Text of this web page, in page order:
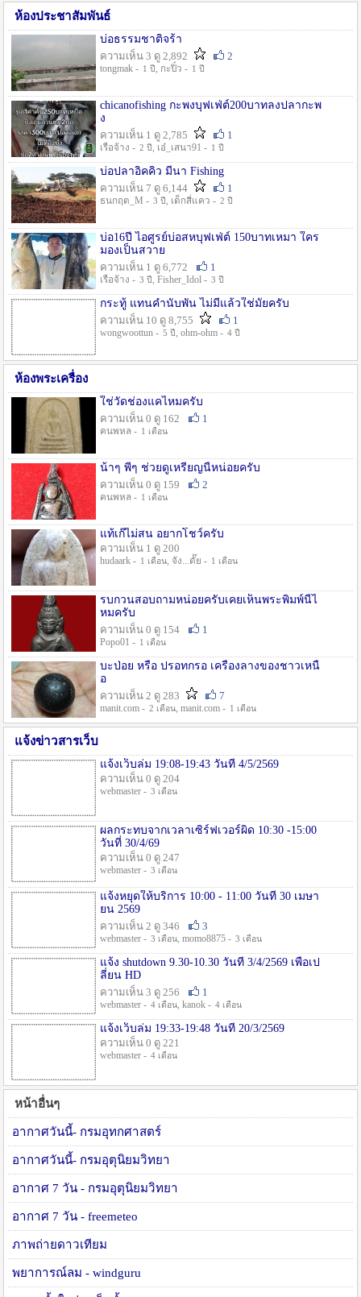
ห้องประชาสัมพันธ์
บ่อธรรมชาติจร้า
ความเห็น 3 ดู 2,892
2
tongmak - 1 ปี , กะปิ๋ว - 1 ปี
chicanofishing กะพงบุฟเฟ่ต์200บาทลงปลากะพ
ง
ความเห็น 1 ดู 2,785
1
เรือจ้าง - 2 ปี , เอ๋_เสนา91 - 1 ปี
บ่อปลาอิคคิว มีนา Fishing
ความเห็น 7 ดู 6,144
1
ธนกฤต_M - 3 ปี , เด็กสี่แคว - 2 ปี
บ่อ16ปี ไอศูรย์บ่อสหบุฟเฟ่ต์ 150บาทเหมา ใคร
มองเป็นสวาย
ความเห็น 1 ดู 6,772
1
เรือจ้าง - 3 ปี , Fisher_Idol - 3 ปี
กระทู้ แทนคำนับพัน ไม่มีแล้วใช่มั๊ยครับ
ความเห็น 10 ดู 8,755
1
wongwoottun - 5 ปี , ohm-ohm - 4 ปี
ห้องพระเครื่อง
ใช่วัดช่องแคไหมครับ
ความเห็น 0 ดู 162
1
คนพหล - 1 เดือน
น้าๆ พี่ๆ ช่วยดูเหรียญนี้หน่อยครับ
ความเห็น 0 ดู 159
2
คนพหล - 1 เดือน
แท้เก๊ไม่สน อยากโชว์ครับ
ความเห็น 1 ดู 200
hudaark - 1 เดือน, จัง...ดั๊ย - 1 เดือน
รบกวนสอบถามหน่อยครับเคยเห็นพระพิมพ์นี้ไ
หมครับ
ความเห็น 0 ดู 154
1
Popo01 - 1 เดือน
บะป่อย หรือ ปรอทกรอ เครื่องลางของชาวเหนื
อ
ความเห็น 2 ดู 283
7
manit.com - 2 เดือน, manit.com - 1 เดือน
แจ้งข่าวสารเว็บ
แจ้งเว็บล่ม 19:08-19:43 วันที่ 4/5/2569
ความเห็น 0 ดู 204
webmaster - 3 เดือน
ผลกระทบจากเวลาเซิร์ฟเวอร์ผิด 10:30 -15:00
วันที่ 30/4/69
ความเห็น 0 ดู 247
webmaster - 3 เดือน
แจ้งหยุดให้บริการ 10:00 - 11:00 วันที่ 30 เมษา
ยน 2569
ความเห็น 2 ดู 346
3
webmaster - 3 เดือน, momo8875 - 3 เดือน
แจ้ง shutdown 9.30-10.30 วันที่ 3/4/2569 เพื่อเป
ลี่ยน HD
ความเห็น 3 ดู 256
1
webmaster - 4 เดือน, kanok - 4 เดือน
แจ้งเว็บล่ม 19:33-19:48 วันที่ 20/3/2569
ความเห็น 0 ดู 221
webmaster - 4 เดือน
หน้าอื่นๆ
อากาศวันนี้- กรมอุทกศาสตร์
อากาศวันนี้- กรมอุตุนิยมวิทยา
อากาศ 7 วัน - กรมอุตุนิยมวิทยา
อากาศ 7 วัน - freemeteo
ภาพถ่ายดาวเทียม
พยาการณ์ลม - windguru